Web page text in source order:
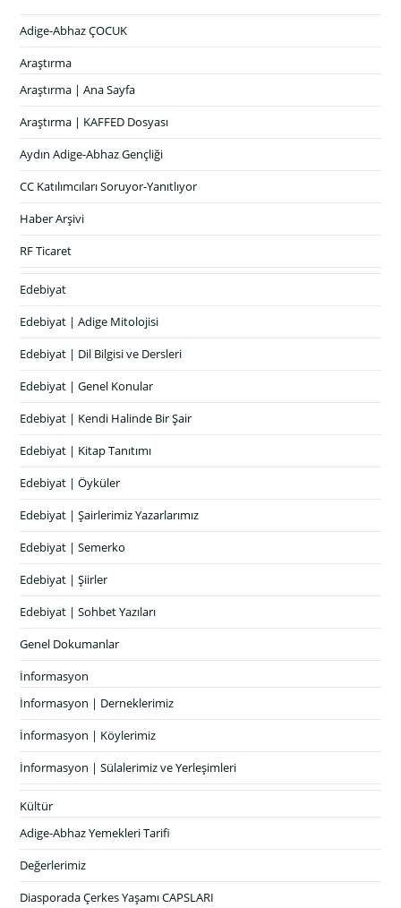
Adige-Abhaz ÇOCUK
Araştırma
Araştırma | Ana Sayfa
Araştırma | KAFFED Dosyası
Aydın Adige-Abhaz Gençliği
CC Katılımcıları Soruyor-Yanıtlıyor
Haber Arşivi
RF Ticaret
Edebiyat
Edebiyat | Adige Mitolojisi
Edebiyat | Dil Bilgisi ve Dersleri
Edebiyat | Genel Konular
Edebiyat | Kendi Halinde Bir Şair
Edebiyat | Kitap Tanıtımı
Edebiyat | Öyküler
Edebiyat | Şairlerimiz Yazarlarımız
Edebiyat | Semerko
Edebiyat | Şiirler
Edebiyat | Sohbet Yazıları
Genel Dokumanlar
İnformasyon
İnformasyon | Derneklerimiz
İnformasyon | Köylerimiz
İnformasyon | Sülalerimiz ve Yerleşimleri
Kültür
Adige-Abhaz Yemekleri Tarifi
Değerlerimiz
Diasporada Çerkes Yaşamı CAPSLARI